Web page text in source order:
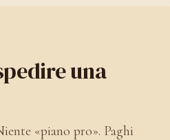
una
«piano pro». Paghi